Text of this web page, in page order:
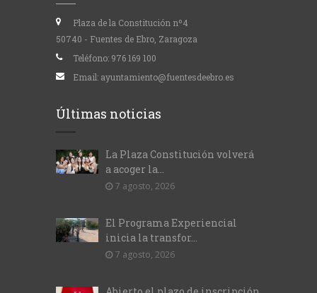
Plaza de la Constitución nº4
50740 - Fuentes de Ebro, Zaragoza
Teléfono: 976 169 100
Email: ayuntamiento@fuentesdeebro.es
Últimas noticias
La Plaza Constitución volverá
a acoger la...
7 agosto, 2026
El Programa Experiencial
inicia la transfor...
7 agosto, 2026